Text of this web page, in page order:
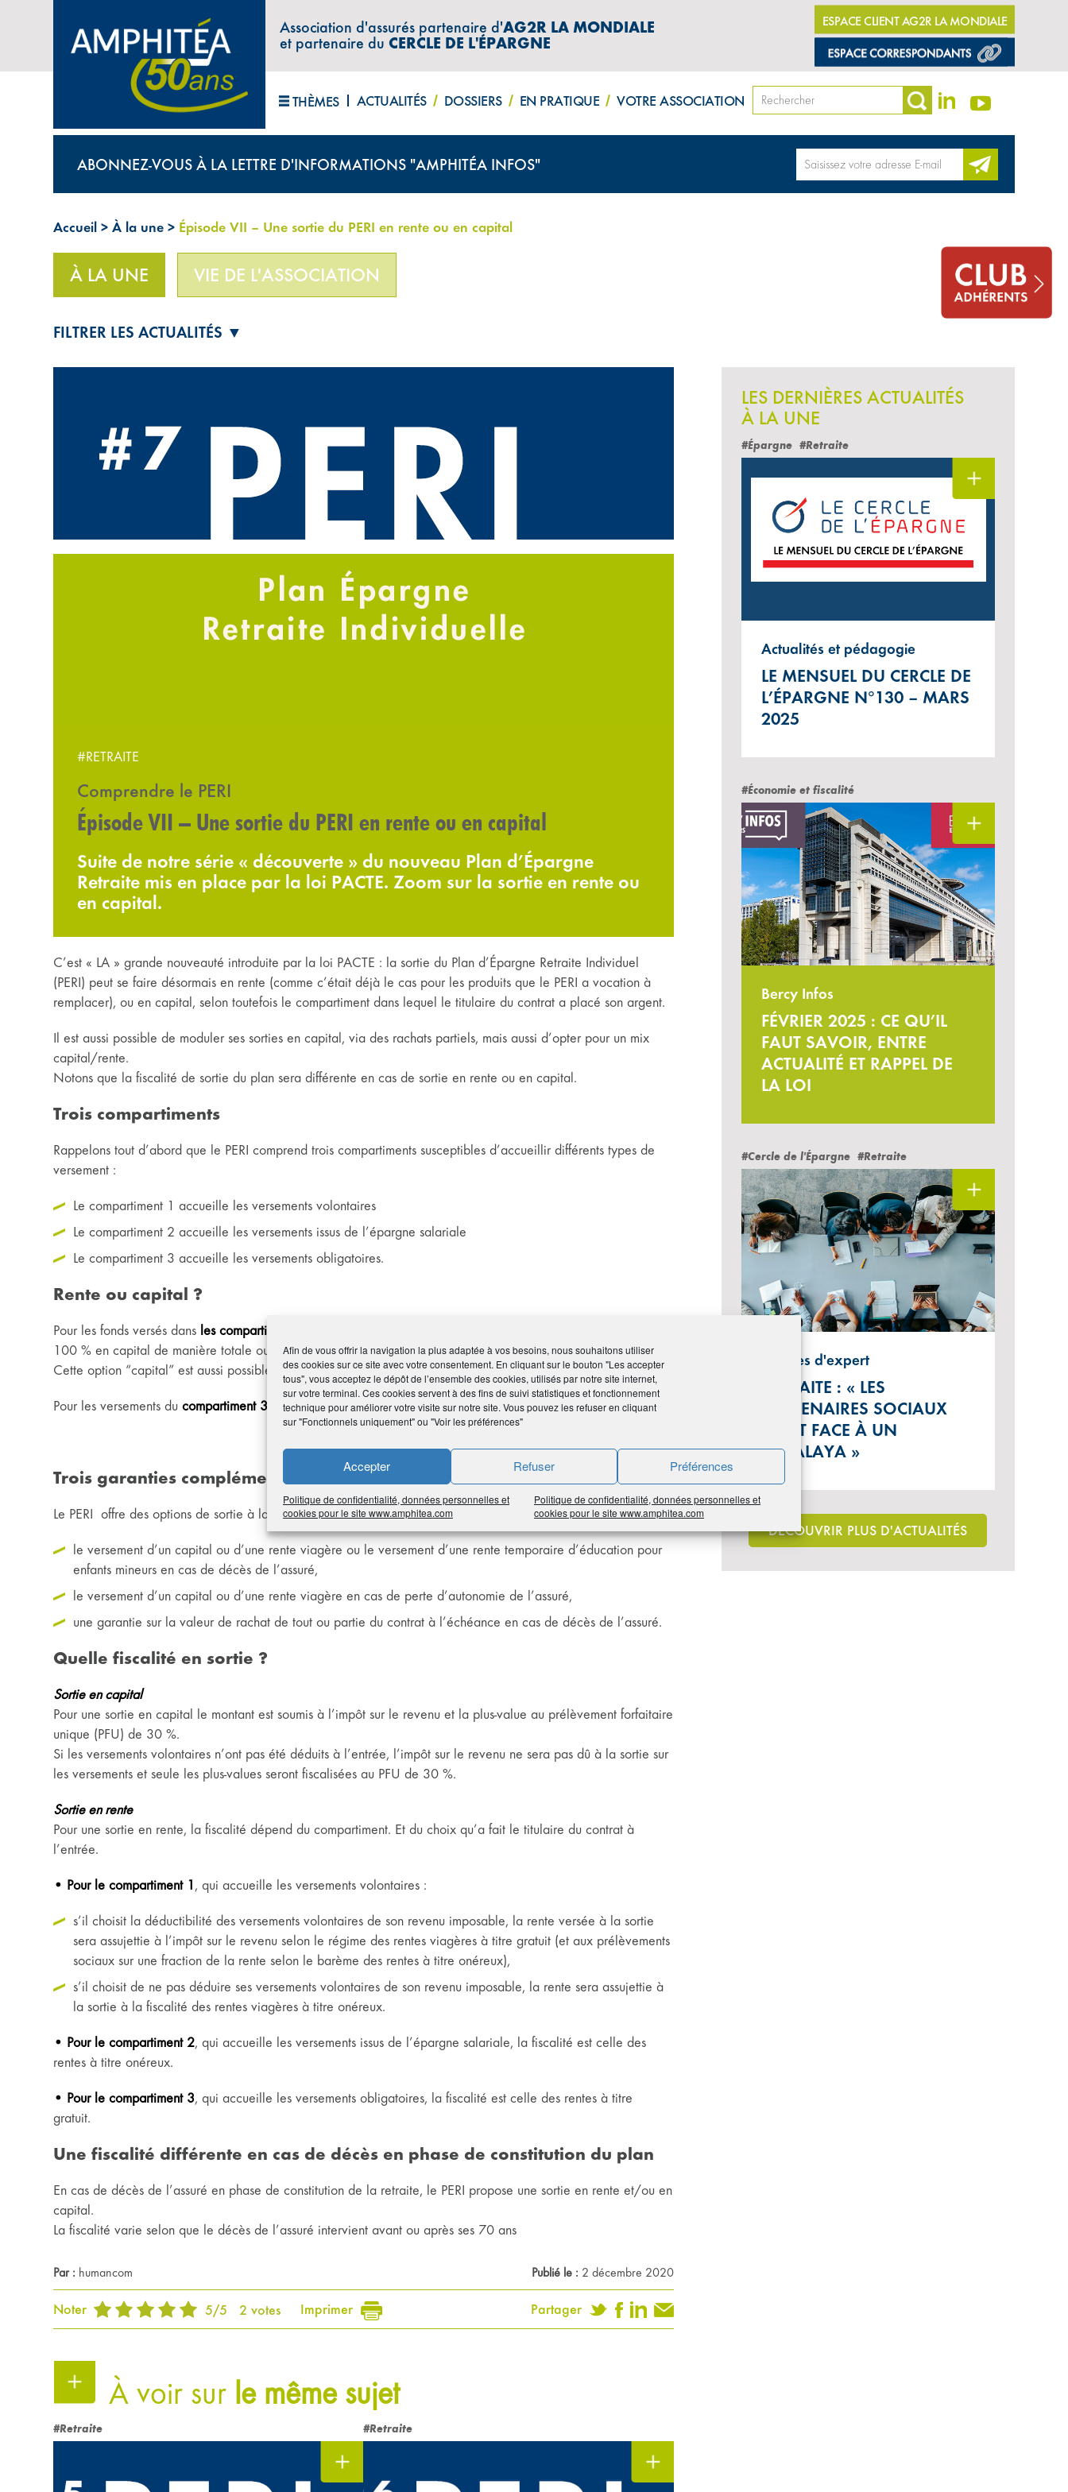
Afin de vous offrir la navigation la plus adaptée à vos besoins, nous souhaitons utiliser
des cookies sur ce site avec votre consentement. En cliquant sur le bouton "Les accepter
tous", vous acceptez le dépôt de l’ensemble des cookies, utilisés par notre site internet,
sur votre terminal. Ces cookies servent à des fins de suivi statistiques et fonctionnement
technique pour améliorer votre visite sur notre site. Vous pouvez les refuser en cliquant
sur "Fonctionnels uniquement" ou "Voir les préférences"
Accepter Refuser Préférences
Politique de confidentialité, données personnelles et
cookies pour le site www.amphitea.com
Politique de confidentialité, données personnelles et
cookies pour le site www.amphitea.com
Association d'assurés partenaire d'AG2R LA MONDIALE
et partenaire duCERCLE DE L'ÉPARGNE
ESPACE CLIENT AG2R LA MONDIALE
THÈMES ACTUALITÉS DOSSIERS EN PRATIQUE VOTRE ASSOCIATION
ABONNEZ-VOUS À LA LETTRE D'INFORMATIONS "AMPHITÉA INFOS"
Accueil > À la une > Épisode VII – Une sortie du PERI en rente ou en capital
À LA UNE VIE DE L'ASSOCIATION
FILTRER LES ACTUALITÉS ▼
#RETRAITE
Comprendre le PERI
Épisode VII – Une sortie du PERI en rente ou en capital
Suite de notre série « découverte » du nouveau Plan d’Épargne
Retraite mis en place par la loi PACTE. Zoom sur la sortie en rente ou
en capital.
C’est « LA » grande nouveauté introduite par la loi PACTE : la sortie du Plan d’Épargne Retraite Individuel
(PERI) peut se faire désormais en rente (comme c’était déjà le cas pour les produits que le PERI a vocation à
remplacer), ou en capital, selon toutefois le compartiment dans lequel le titulaire du contrat a placé son argent.
Il est aussi possible de moduler ses sorties en capital, via des rachats partiels, mais aussi d’opter pour un mix
capital/rente.
Notons que la fiscalité de sortie du plan sera différente en cas de sortie en rente ou en capital.
Trois compartiments
Rappelons tout d’abord que le PERI comprend trois compartiments susceptibles d’accueillir différents types de
versement :
Le compartiment 1 accueille les versements volontaires
Le compartiment 2 accueille les versements issus de l’épargne salariale
Le compartiment 3 accueille les versements obligatoires.
Rente ou capital ?
Pour les fonds versés dans les compartiments 1 et 2
100 % en capital de manière totale ou partielle.
Cette option “capital” est aussi possible pour l’acquisition de sa résidence principale.
Pour les versements du compartiment 3 , la sortie du contrat ne peut se faire qu’en rente viagère.
Trois garanties complémentaires de prévoyance
Le PERI offre des options de sortie à la retraite plus souples que le PERP :
le versement d’un capital ou d’une rente viagère ou le versement d’une rente temporaire d’éducation pour
enfants mineurs en cas de décès de l’assuré,
le versement d’un capital ou d’une rente viagère en cas de perte d’autonomie de l’assuré,
une garantie sur la valeur de rachat de tout ou partie du contrat à l’échéance en cas de décès de l’assuré.
Quelle fiscalité en sortie ?
Sortie en capital
Pour une sortie en capital le montant est soumis à l’impôt sur le revenu et la plus-value au prélèvement forfaitaire
unique (PFU) de 30 %.
Si les versements volontaires n’ont pas été déduits à l’entrée, l’impôt sur le revenu ne sera pas dû à la sortie sur
les versements et seule les plus-values seront fiscalisées au PFU de 30 %.
Sortie en rente
Pour une sortie en rente, la fiscalité dépend du compartiment. Et du choix qu’a fait le titulaire du contrat à
l’entrée.
• Pour le compartiment 1 , qui accueille les versements volontaires :
s’il choisit la déductibilité des versements volontaires de son revenu imposable, la rente versée à la sortie
sera assujettie à l’impôt sur le revenu selon le régime des rentes viagères à titre gratuit (et aux prélèvements
sociaux sur une fraction de la rente selon le barème des rentes à titre onéreux),
s’il choisit de ne pas déduire ses versements volontaires de son revenu imposable, la rente sera assujettie à
la sortie à la fiscalité des rentes viagères à titre onéreux.
• Pour le compartiment 2, qui accueille les versements issus de l’épargne salariale, la fiscalité est celle des
rentes à titre onéreux.
• Pour le compartiment 3, qui accueille les versements obligatoires, la fiscalité est celle des rentes à titre
gratuit.
Une fiscalité différente en cas de décès en phase de constitution du plan
En cas de décès de l’assuré en phase de constitution de la retraite, le PERI propose une sortie en rente et/ou en
capital.
La fiscalité varie selon que le décès de l’assuré intervient avant ou après ses 70 ans
Par : humancom Publié le : 2 décembre 2020
Noter 5/5 2 votes Imprimer Partager
À voir sur le même sujet
#Retraite #Retraite
LES DERNIÈRES ACTUALITÉS
À LA UNE
#Épargne #Retraite
Actualités et pédagogie
LE MENSUEL DU CERCLE DE
L’ÉPARGNE N°130 – MARS
2025
#Économie et fiscalité
Bercy Infos
FÉVRIER 2025 : CE QU’IL
FAUT SAVOIR, ENTRE
ACTUALITÉ ET RAPPEL DE
LA LOI
#Cercle de l'Épargne #Retraite
Paroles d'expert
RETRAITE : « LES
PARTENAIRES SOCIAUX
SONT FACE À UN
HIMALAYA »
DÉCOUVRIR PLUS D'ACTUALITÉS